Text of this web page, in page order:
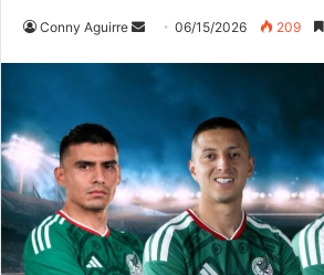
Conny Aguirre
Send06/15/2026 209